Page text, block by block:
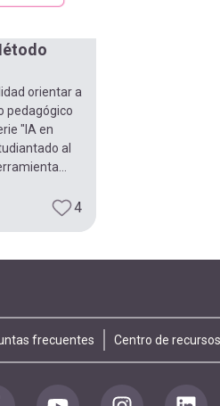
orientar a
pedagógico
"IA en
al
4
frecuentes Centro de recursos